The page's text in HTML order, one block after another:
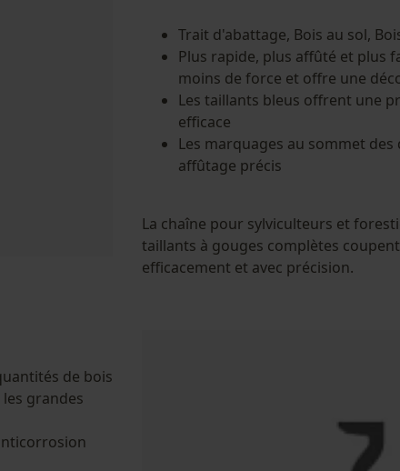
Trait d'abattage, Bois au sol,
Plus rapide, plus affûté et plus
moins de force et offre une
Les taillants bleus offrent une
efficace
Les marquages au sommet
affûtage précis
La chaîne pour sylviculteurs et
taillants à gouges complètes
efficacement et avec précision.
de bois
grandes
Vérifier linstallation de cookies
Sauvegarder les préférences pour
Fact-Finder Tracking